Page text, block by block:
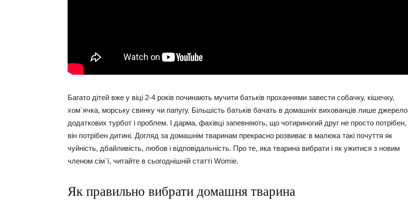
Багато дітей вже у віці 2-4 років починають мучити батьків проханнями завести собачку, кішечку,
хом`ячка, морську свинку чи папугу. Більшість батьків бачать в домашніх вихованців лише джерело
додаткових турбот і проблем. І дарма, фахівці запевняють, що чотириногий друг не просто потрібен,
він потрібен дитині. Догляд за домашнім тваринам прекрасно розвиває в малюка такі почуття як
чуйність, дбайливість, любов і відповідальність. Про те, яка тварина вибрати і як ужитися з новим
членом сім`ї, читайте в сьогоднішній статті Womie.
Як правильно вибрати домашня тварина